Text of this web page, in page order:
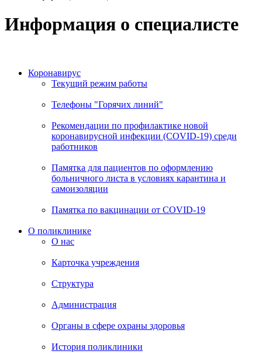
Информация о специалисте
Коронавирус
Текущий режим работы
Телефоны "Горячих линий"
Рекомендации по профилактике новой
коронавирусной инфекции (COVID-19) среди
работников
Памятка для пациентов по оформлению
больничного листа в условиях карантина и
самоизоляции
Памятка по вакцинации от COVID-19
О поликлинике
О нас
Карточка учреждения
Структура
Администрация
Органы в сфере охраны здоровья
История поликлиники